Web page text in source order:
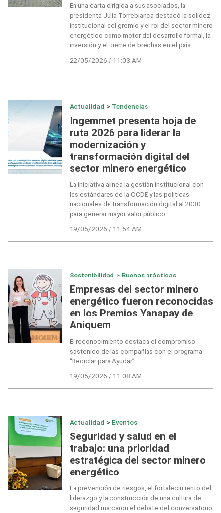
En una carta dirigida a sus asociados, la
presidenta Julia Torreblanca destacó la solidez
institucional del gremio y el rol del sector minero
energético como motor del desarrollo formal, la
inversión y el cierre de brechas en el país.
22/05/2026 / 11:03 AM
Actualidad > Tendencias
Ingemmet presenta hoja de
ruta 2026 para liderar la
modernización y
transformación digital del
sector minero energético
La iniciativa alinea la gestión institucional con
los estándares de la OCDE y las políticas
nacionales de transformación digital al 2030
para generar mayor valor público.
19/05/2026 / 11:54 AM
Sostenibilidad > Buenas prácticas
Empresas del sector minero
energético fueron reconocidas
en los Premios Yanapay de
Aniquem
El reconocimiento destaca el compromiso
sostenido de las compañías con el programa
“Reciclar para Ayudar”.
19/05/2026 / 11:08 AM
Actualidad > Eventos
Seguridad y salud en el
trabajo: una prioridad
estratégica del sector minero
energético
La prevención de riesgos, el fortalecimiento del
liderazgo y la construcción de una cultura de
seguridad marcaron el debate del conversatorio